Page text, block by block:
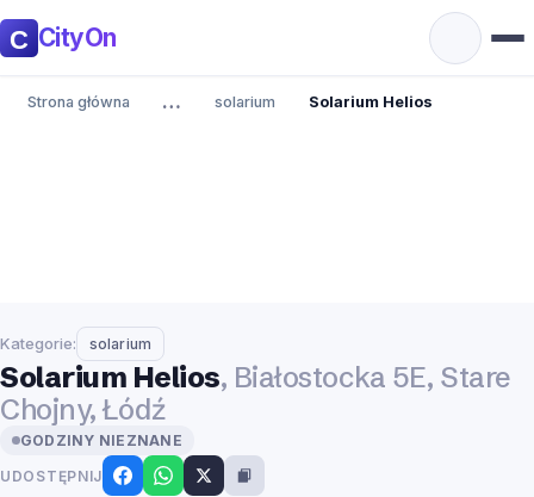
CityOn
Strona główna … solarium Solarium Helios
Kategorie: solarium
Solarium Helios, Białostocka 5E, Stare
Chojny, Łódź
GODZINY NIEZNANE
UDOSTĘPNIJ